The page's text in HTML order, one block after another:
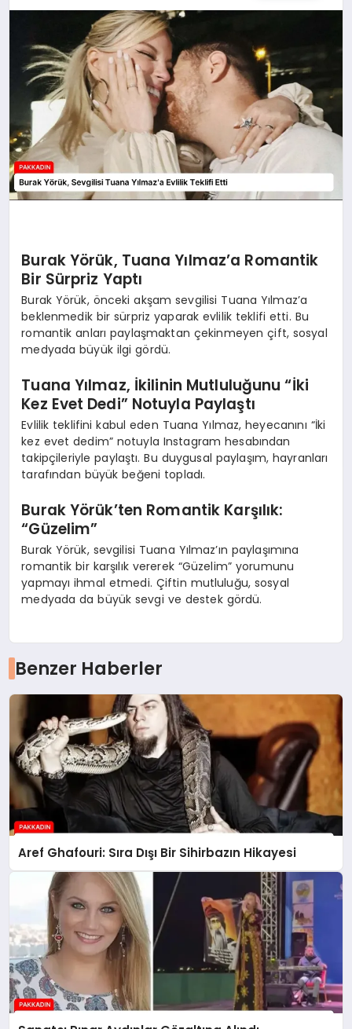
KIMDIR?
HESAPLAMALAR
Burak Yörük, Tuana Yılmaz’a Romantik
Bir Sürpriz Yaptı
Burak Yörük, önceki akşam sevgilisi Tuana Yılmaz’a
beklenmedik bir sürpriz yaparak evlilik teklifi etti. Bu
romantik anları paylaşmaktan çekinmeyen çift, sosyal
medyada büyük ilgi gördü.
Tuana Yılmaz, İkilinin Mutluluğunu “İki
Kez Evet Dedi” Notuyla Paylaştı
Evlilik teklifini kabul eden Tuana Yılmaz, heyecanını “İki
kez evet dedim” notuyla Instagram hesabından
takipçileriyle paylaştı. Bu duygusal paylaşım, hayranları
tarafından büyük beğeni topladı.
Burak Yörük’ten Romantik Karşılık:
“Güzelim”
Burak Yörük, sevgilisi Tuana Yılmaz’ın paylaşımına
romantik bir karşılık vererek “Güzelim” yorumunu
yapmayı ihmal etmedi. Çiftin mutluluğu, sosyal
medyada da büyük sevgi ve destek gördü.
Benzer Haberler
Aref Ghafouri: Sıra Dışı Bir Sihirbazın Hikayesi